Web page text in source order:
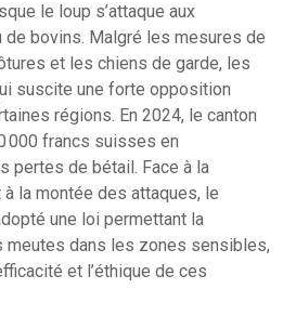
le loup s’attaque aux
de bovins. Malgré les mesures de
et les chiens de garde, les
suscite une forte opposition
régions. En 2024, le canton
000 francs suisses en
pertes de bétail. Face à la
la montée des attaques, le
une loi permettant la
meutes dans les zones sensibles,
et l’éthique de ces